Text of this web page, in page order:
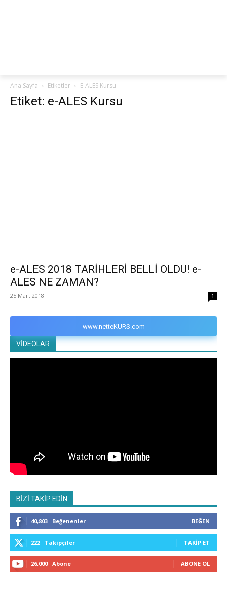
Ana Sayfa Etiketler E-ALES Kursu
Etiket: e-ALES Kursu
e-ALES 2018 TARİHLERİ BELLİ OLDU! e-
ALES NE ZAMAN?
25 Mart 2018 1
www.netteKURS.com
VİDEOLAR
BİZİ TAKİP EDİN
40,803 Beğenenler BEĞEN
222 Takipçiler TAKIP ET
26,000 Abone ABONE OL